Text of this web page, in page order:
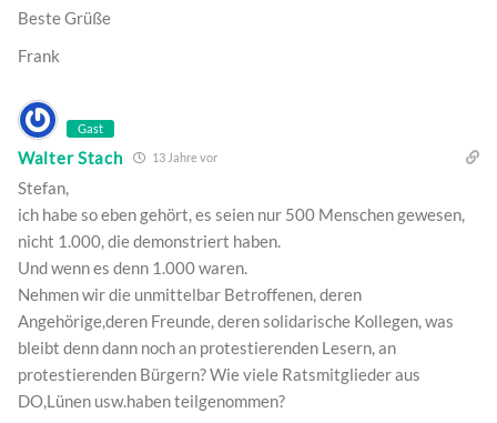
Beste Grüße
Frank
Gast
Walter Stach 13 Jahre vor
Stefan,
ich habe so eben gehört, es seien nur 500 Menschen gewesen,
nicht 1.000, die demonstriert haben.
Und wenn es denn 1.000 waren.
Nehmen wir die unmittelbar Betroffenen, deren
Angehörige,deren Freunde, deren solidarische Kollegen, was
bleibt denn dann noch an protestierenden Lesern, an
protestierenden Bürgern? Wie viele Ratsmitglieder aus
DO,Lünen usw.haben teilgenommen?